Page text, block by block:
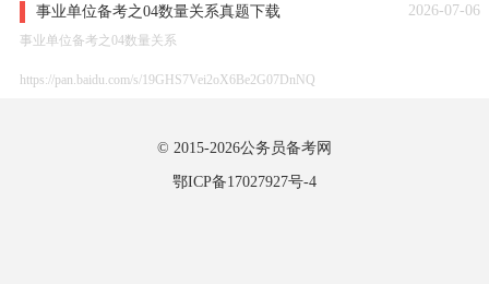
事业单位备考之04数量关系真题下载 2026-07-06
事业单位备考之04数量关系
https://pan.baidu.com/s/19GHS7Vei2oX6Be2G07DnNQ
© 2015-2026公务员备考网
鄂ICP备17027927号-4